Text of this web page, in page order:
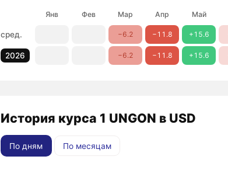
Янв Фев Мар Апр Май
сред. −6.2 −11.8 +15.6
2026 −6.2 −11.8 +15.6
История курса 1 UNGON в USD
По дням По месяцам